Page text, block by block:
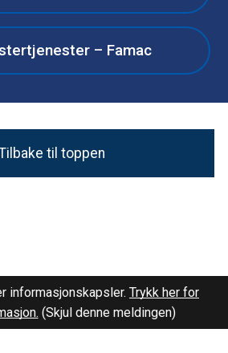
– Famac
til toppen
informasjonskapsler. Trykk her for
(Skjul denne meldingen)